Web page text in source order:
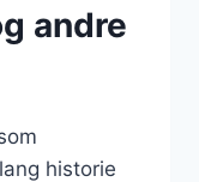
andre
historie